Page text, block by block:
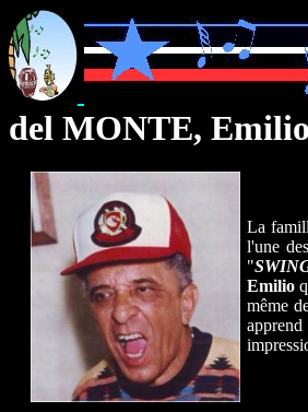
del MONTE,
La
l'une
"
Emilio
même